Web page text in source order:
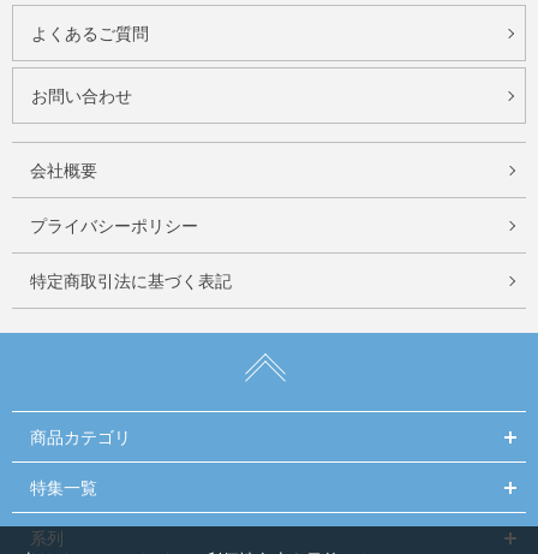
よくあるご質問
お問い合わせ
会社概要
プライバシーポリシー
特定商取引法に基づく表記
商品カテゴリ
特集一覧
系列